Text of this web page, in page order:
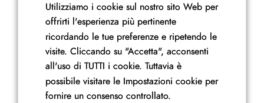
Utilizziamo i cookie sul nostro sito Web per
offrirti l'esperienza più pertinente
ricordando le tue preferenze e ripetendo le
visite. Cliccando su "Accetta", acconsenti
all'uso di TUTTI i cookie. Tuttavia è
possibile visitare le Impostazioni cookie per
fornire un consenso controllato.